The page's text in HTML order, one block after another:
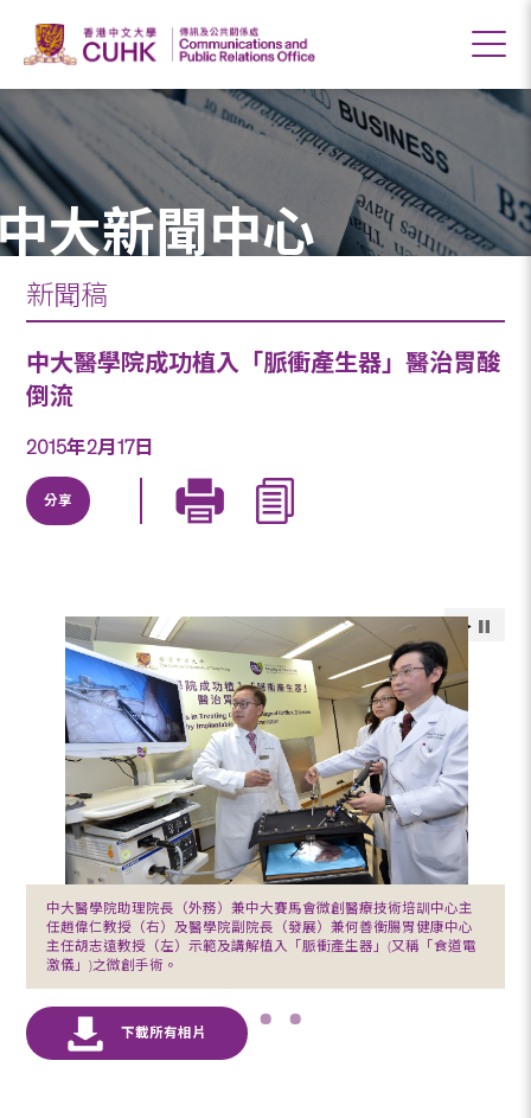
大新聞中心
新聞稿
中大醫學院成功植入「脈衝產生器」醫治胃酸
倒流
2015年2月17日
分享
中大醫學院助理院長（外務）兼中大賽馬會微創醫療技術培訓中心主
任趙偉仁教授（右）及醫學院副院長（發展）兼何善衡腸胃健康中心
主任胡志遠教授（左）示範及講解植入「脈衝產生器」(又稱「食道電
激儀」)之微創手術。